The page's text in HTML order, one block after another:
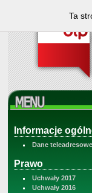
Informacje
Dane teleadresowe
Prawo
Uchwały 2017
Uchwały 2016
Ta